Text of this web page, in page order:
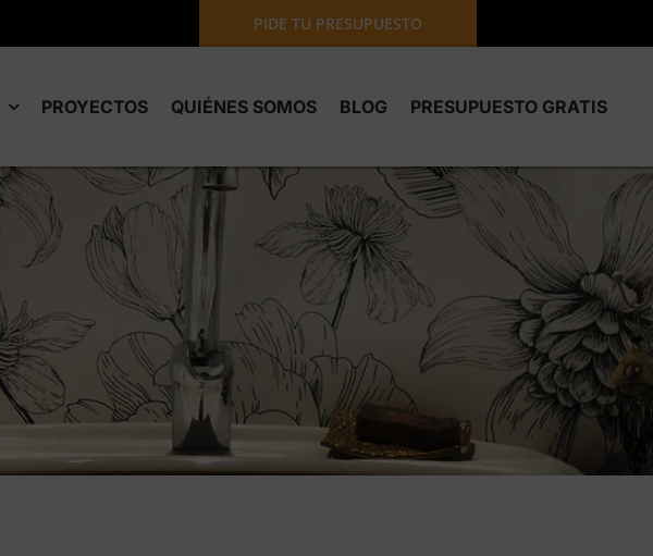
PIDE TU PRESUPUESTO
PROYECTOS QUIÉNES SOMOS BLOG PRESUPUESTO GRATIS